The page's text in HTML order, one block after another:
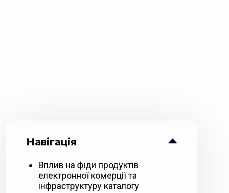
Навігація
Вплив на фіди продуктів
електронної комерції та
інфраструктуру каталогу